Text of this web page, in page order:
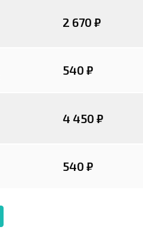
2 670 ₽
540 ₽
4 450 ₽
540 ₽